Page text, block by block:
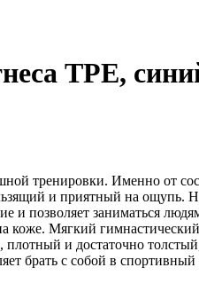
TPE,
тренировки. Именно от
и приятный на ощупь.
и позволяет заниматься
коже. Мягкий
и достаточно
брать с собой в